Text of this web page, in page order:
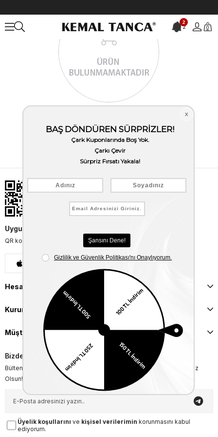
2
2 0
Uygulamalarımızı İndirin
QR kodu okutarak uygulamalarımızı indirebilirsiniz.
App Store
Hesabım
Kurumsal
Müşteri İlişkileri
Bizden Haberler
Bültenimize Üye Olun ! Tüm İndirim ve Fırsatlardan İlk Sizin Haberiniz
Olsun!
Üyelik koşullarını ve kişisel verilerimin korunmasını kabul
ediyorum.